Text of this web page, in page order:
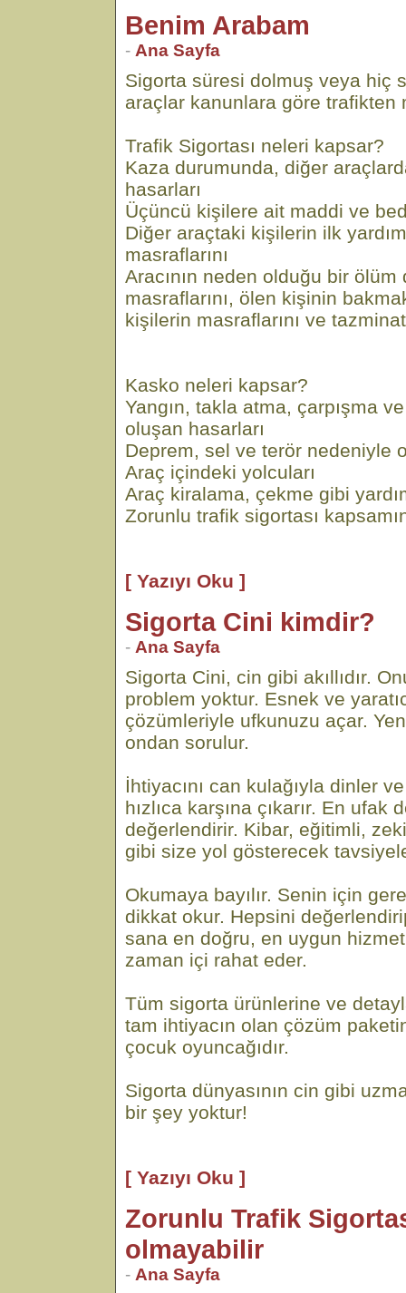
Benim Arabam
- Ana Sayfa
Sigorta süresi dolmuş veya hiç
araçlar kanunlara göre trafikten
Trafik Sigortası neleri kapsar?
Kaza durumunda, diğer
hasarları
Üçüncü kişilere ait maddi ve
Diğer araçtaki kişilerin ilk
masraflarını
Aracının neden olduğu bir
masraflarını, ölen kişinin
kişilerin masraflarını ve
Kasko neleri kapsar?
Yangın, takla atma, çarpışma
oluşan hasarları
Deprem, sel ve terör nedeniyle
Araç içindeki yolcuları
Araç kiralama, çekme gibi
Zorunlu trafik sigortası
[ Yazıyı Oku ]
Sigorta Cini kimdir?
- Ana Sayfa
Sigorta Cini, cin gibi akıllıdır.
problem yoktur. Esnek ve
çözümleriyle ufkunuzu açar.
ondan sorulur.
İhtiyacını can kulağıyla dinler
hızlıca karşına çıkarır. En ufak
değerlendirir. Kibar, eğitimli,
gibi size yol gösterecek
Okumaya bayılır. Senin için
dikkat okur. Hepsini
sana en doğru, en uygun
zaman içi rahat eder.
Tüm sigorta ürünlerine ve
tam ihtiyacın olan çözüm
çocuk oyuncağıdır.
Sigorta dünyasının cin gibi
bir şey yoktur!
[ Yazıyı Oku ]
Zorunlu Trafik
olmayabilir
- Ana Sayfa